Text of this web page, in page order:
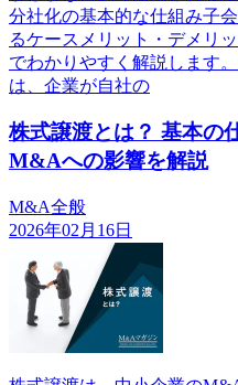
分社化の基本的な仕組み子
るケースメリット・デメリ
でわかりやすく解説します
は、企業が自社の
株式譲渡とは？ 基本の
M&Aへの影響を解説
M&A全般
2026年02月16日